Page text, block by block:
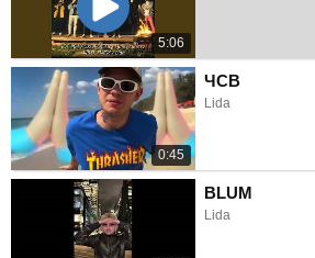
5:06
0:45
ЧСВ
Lida
BLUM
Lida